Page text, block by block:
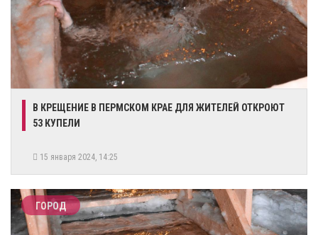
В КРЕЩЕНИЕ В ПЕРМСКОМ КРАЕ ДЛЯ ЖИТЕЛЕЙ ОТКРОЮТ
53 КУПЕЛИ
15 января 2024, 14:25
ГОРОД